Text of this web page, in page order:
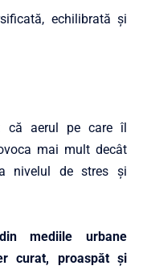
echilibrată și
că aerul pe care îl
mai mult decât
nivelul de stres și
mediile urbane
curat, proaspăt și